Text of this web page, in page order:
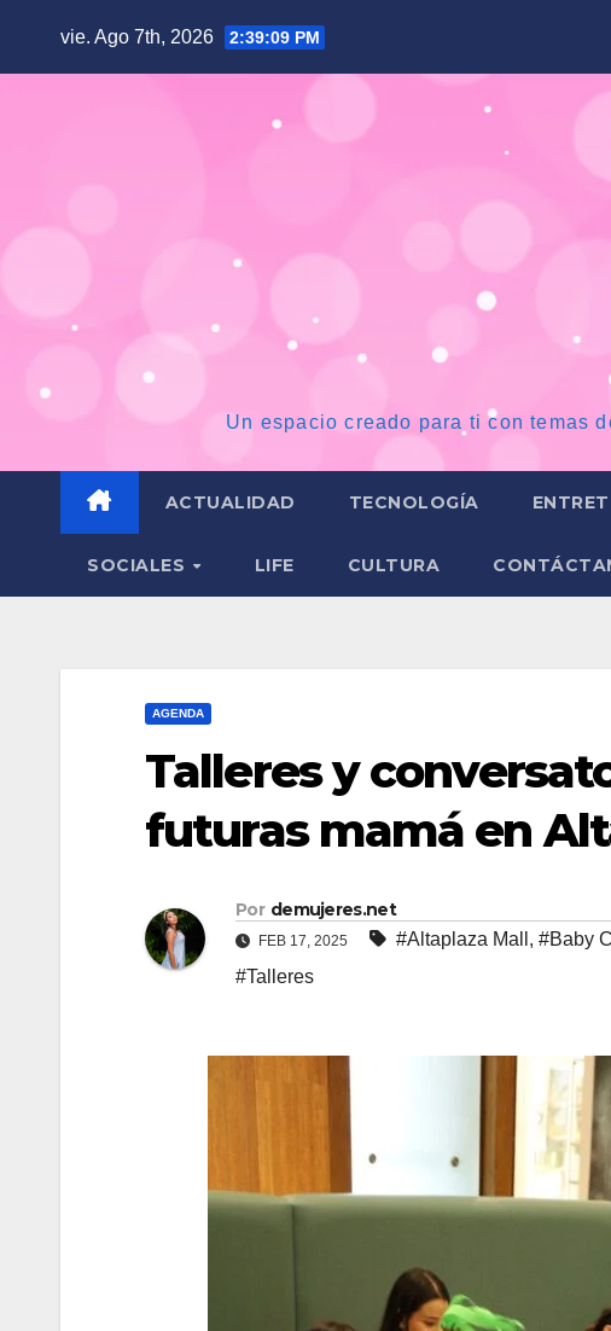
vie. Ago 7th, 2026 2:39:11 PM
Un espacio creado para ti con temas
ACTUALIDAD TECNOLOGÍA
SOCIALES LIFE CULTURA
AGENDA
Talleres y
futuras mamá en
Por demujeres.net
FEB 17, 2025 #Altaplaza Mall , #Baby
#Talleres